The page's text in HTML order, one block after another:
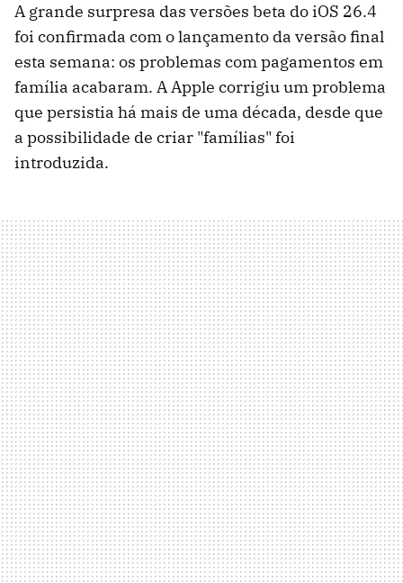
A grande surpresa das versões beta do iOS 26.4
foi confirmada com o lançamento da versão final
esta semana: os problemas com pagamentos em
família acabaram. A Apple corrigiu um problema
que persistia há mais de uma década, desde que
a possibilidade de criar "famílias" foi
introduzida.